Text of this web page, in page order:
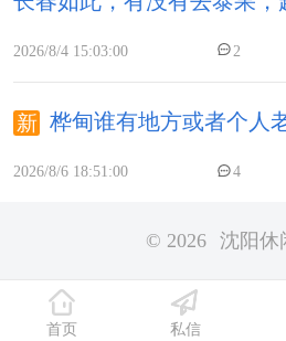
2026/8/4 15:03:00 2
桦甸谁有地方或者个人
2026/8/6 18:51:00 4
© 2026 沈阳休
首页 私信